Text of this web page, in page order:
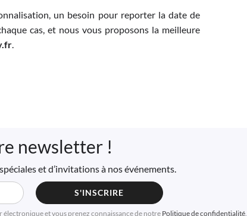
un besoin pour reporter la date de
cas, et nous vous proposons la meilleure
newsletter !
et d’invitations à nos événements.
S'INSCRIRE
et vous prenez connaissance de notre Politique de confidentialité.